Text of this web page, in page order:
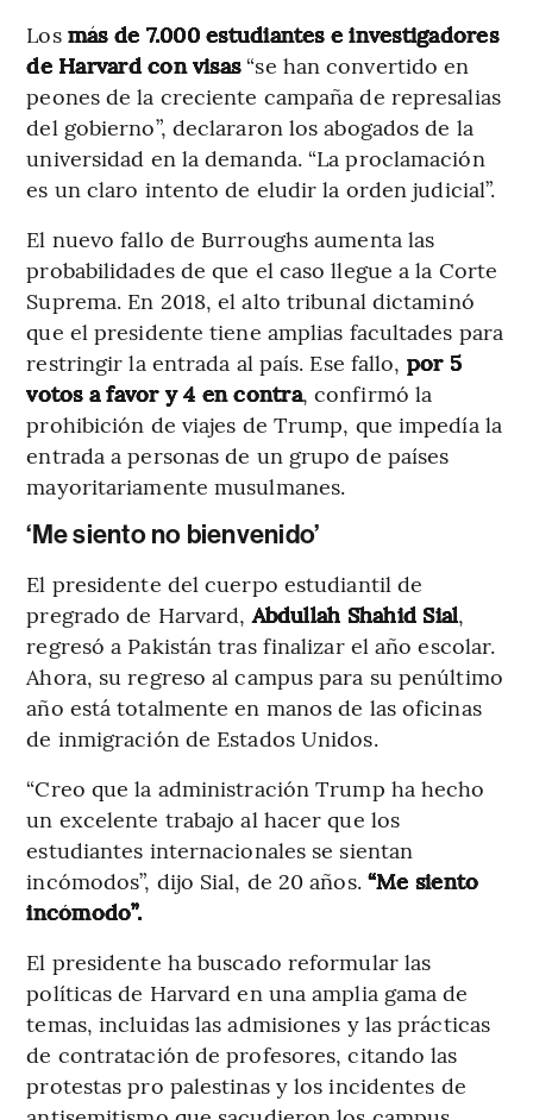
Losmás de 7.000 estudiantes e investigadores
de Harvard con visas“se han convertido en
peones de la creciente campaña de represalias
del gobierno”, declararon los abogados de la
universidad en la demanda. “La proclamación
es un claro intento de eludir la orden judicial”.
El nuevo fallo de Burroughs aumenta las
probabilidades de que el caso llegue a la Corte
Suprema. En 2018, el alto tribunal dictaminó
que el presidente tiene amplias facultades para
restringir la entrada al país. Ese fallo, por 5
votos a favor y 4 en contra, confirmó la
prohibición de viajes de Trump, que impedía la
entrada a personas de un grupo de países
mayoritariamente musulmanes.
‘Me siento no bienvenido’
El presidente del cuerpo estudiantil de
pregrado de Harvard,Abdullah Shahid Sial,
regresó a Pakistán tras finalizar el año escolar.
Ahora, su regreso al campus para su penúltimo
año está totalmente en manos de las oficinas
de inmigración de Estados Unidos.
“Creo que la administración Trump ha hecho
un excelente trabajo al hacer que los
estudiantes internacionales se sientan
incómodos”, dijo Sial, de 20 años. “Me siento
incómodo”.
El presidente ha buscado reformular las
políticas de Harvard en una amplia gama de
temas, incluidas las admisiones y las prácticas
de contratación de profesores, citando las
protestas pro palestinas y los incidentes de